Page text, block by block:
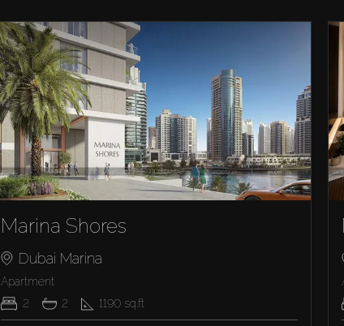
Marina Shores
Dubai Marina
Appartement
2
2 1190 sq.ft